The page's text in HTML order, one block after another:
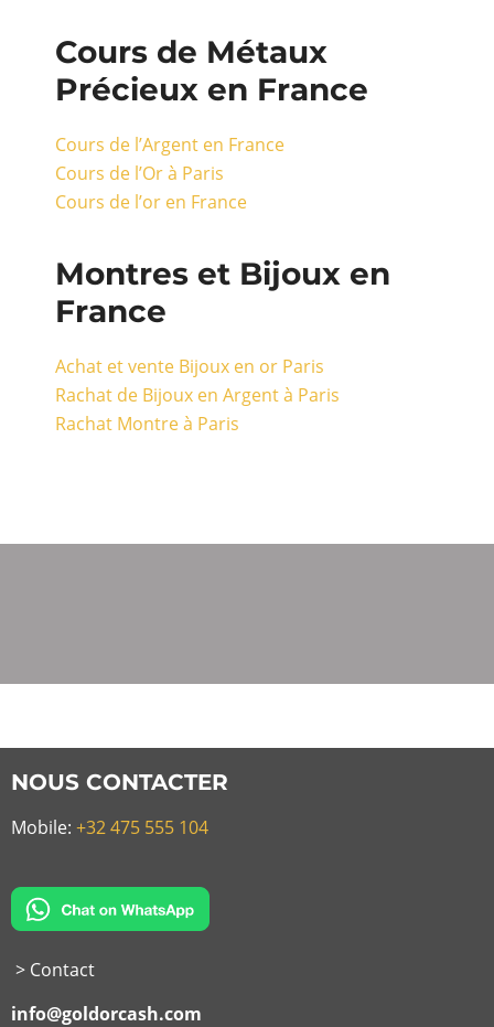
Cours de Métaux
Précieux en France
Cours de l’Argent en France
Cours de l’Or à Paris
Cours de l’or en France
Montres et Bijoux en
France
Achat et vente Bijoux en or Paris
Rachat de Bijoux en Argent à Paris
Rachat Montre à Paris
NOUS CONTACTER
Mobile: +32 475 555 104
> Contact
info@goldorcash.com